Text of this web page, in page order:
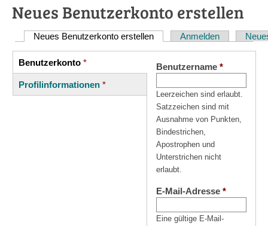
Neues Benutzerkonto erstellen
Haupt-
Reiter
Neues Benutzerkonto erstellen (aktiver Reiter)
Anmelden
Vertikale
Reiter
Benutzerkonto *
(aktiver
Reiter)
Profilinformationen *
Benutzername *
Leerzeichen sind erlaubt.
Satzzeichen sind mit
Ausnahme von Punkten,
Bindestrichen,
Apostrophen und
Unterstrichen nicht
erlaubt.
E-Mail-Adresse *
Eine gültige E-Mail-